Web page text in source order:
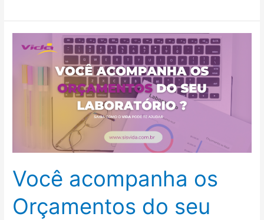
Você acompanha os
Orçamentos do seu
acompanha
Orçamentos